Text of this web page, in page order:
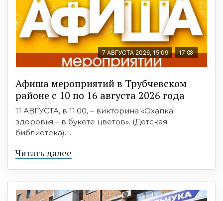
7 АВГУСТА 2026, 15:09 17
Афиша мероприятий в Трубчевском
районе с 10 по 16 августа 2026 года
11 АВГУСТА, в 11.00, – викторина «Охапка
здоровья – в букете цветов». (Детская
библиотека). ...
Читать далее